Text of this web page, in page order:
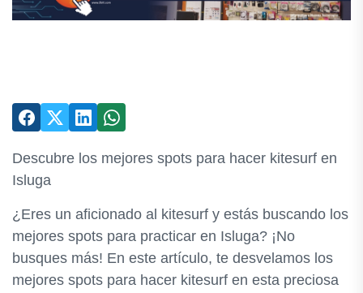
Descubre los mejores spots para hacer kitesurf en
Isluga
¿Eres un aficionado al kitesurf y estás buscando los
mejores spots para practicar en Isluga? ¡No
busques más! En este artículo, te desvelamos los
mejores spots para hacer kitesurf en esta preciosa